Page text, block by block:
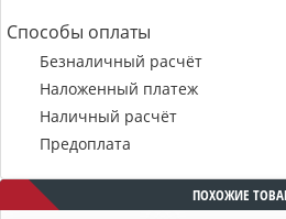
Способы оплаты
Безналичный расчёт
Наложенный платеж
Наличный расчёт
Предоплата
ПОХОЖИЕ